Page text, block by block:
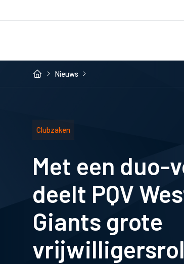
Nieuws
Clubzaken
Met een
deelt PQV
Giants grote